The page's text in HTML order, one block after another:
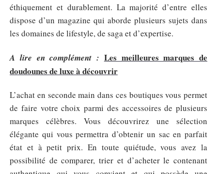
éthiquement et durablement. La majorité d’entre elles
dispose d’un magazine qui aborde plusieurs sujets dans
les domaines de lifestyle, de saga et d’expertise.
A lire en complément : Les meilleures marques de
doudounes de luxe à découvrir
L’achat en seconde main dans ces boutiques vous permet
de faire votre choix parmi des accessoires de plusieurs
marques célèbres. Vous découvrirez une sélection
élégante qui vous permettra d’obtenir un sac en parfait
état et à petit prix. En toute quiétude, vous avez la
possibilité de comparer, trier et d’acheter le contenant